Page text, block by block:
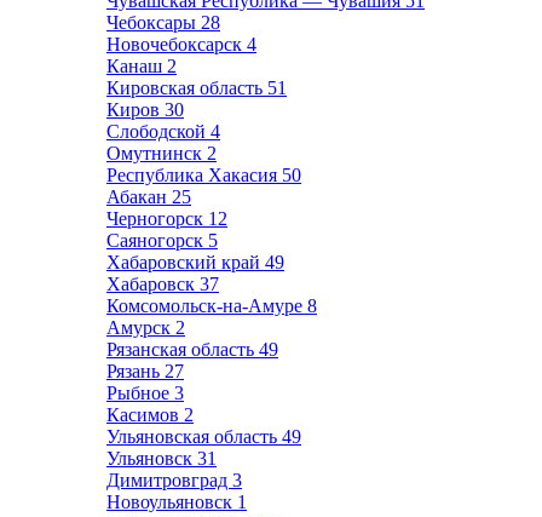
Чебоксары 28
Новочебоксарск 4
Канаш 2
Кировская область 51
Киров 30
Слободской 4
Омутнинск 2
Республика Хакасия 50
Абакан 25
Черногорск 12
Саяногорск 5
Хабаровский край 49
Хабаровск 37
Комсомольск-на-Амуре 8
Амурск 2
Рязанская область 49
Рязань 27
Рыбное 3
Касимов 2
Ульяновская область 49
Ульяновск 31
Димитровград 3
Новоульяновск 1